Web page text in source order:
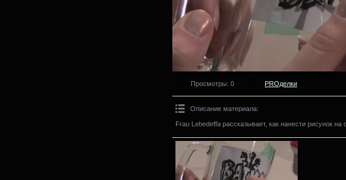
Просмотры: 0 PROделки
Описание материала:
Frau Lebedeffa рассказывает, как нанести рисунок на